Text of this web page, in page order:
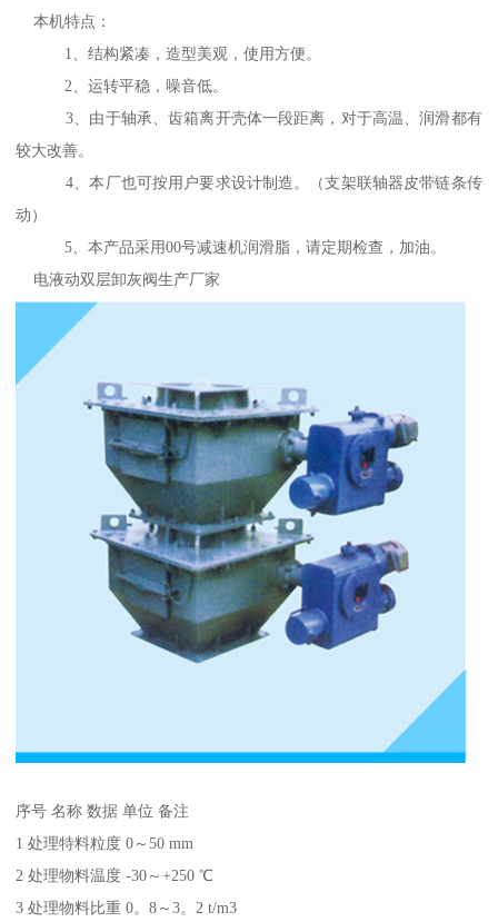
本机特点：
1、结构紧凑，造型美观，使用方便。
2、运转平稳，噪音低。
3、由于轴承、齿箱离开壳体一段距离，对于高温、润滑都有
较大改善。
4、本厂也可按用户要求设计制造。（支架联轴器皮带链条传
动）
5、本产品采用00号减速机润滑脂，请定期检查，加油。
电液动双层卸灰阀生产厂家
序号 名称 数据 单位 备注
1 处理特料粒度 0～50 mm
2 处理物料温度 -30～+250 ℃
3 处理物料比重 0。8～3。2 t/m3